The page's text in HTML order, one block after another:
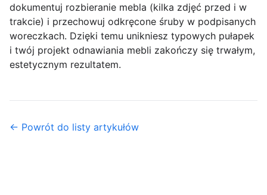
dokumentuj rozbieranie mebla (kilka zdjęć przed i w
trakcie) i przechowuj odkręcone śruby w podpisanych
woreczkach. Dzięki temu unikniesz typowych pułapek
i twój projekt odnawiania mebli zakończy się trwałym,
estetycznym rezultatem.
← Powrót do listy artykułów